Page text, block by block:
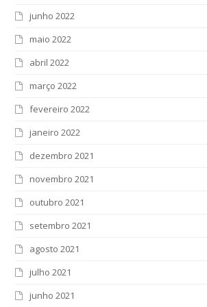
junho 2022
maio 2022
abril 2022
março 2022
fevereiro 2022
janeiro 2022
dezembro 2021
novembro 2021
outubro 2021
setembro 2021
agosto 2021
julho 2021
junho 2021